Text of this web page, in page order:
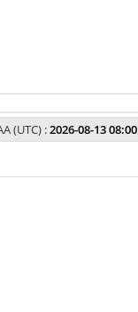
(UTC) :2026-08-13 08:00